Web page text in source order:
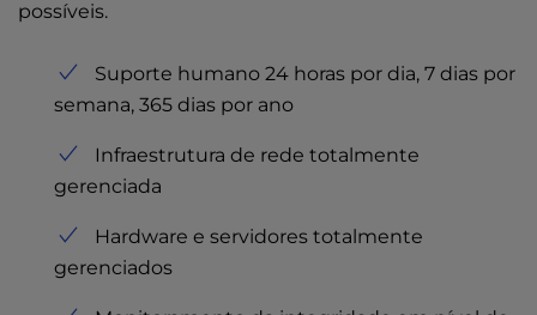
possíveis.
Suporte humano 24 horas por dia, 7 dias por
semana, 365 dias por ano
Infraestrutura de rede totalmente
gerenciada
Hardware e servidores totalmente
gerenciados